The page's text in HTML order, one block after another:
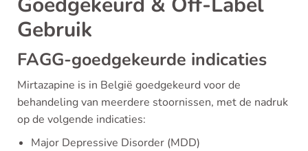
Gebruik
FAGG-goedgekeurde indicaties
Mirtazapine is in België goedgekeurd voor de
behandeling van meerdere stoornissen, met de nadruk
op de volgende indicaties:
Major Depressive Disorder (MDD)